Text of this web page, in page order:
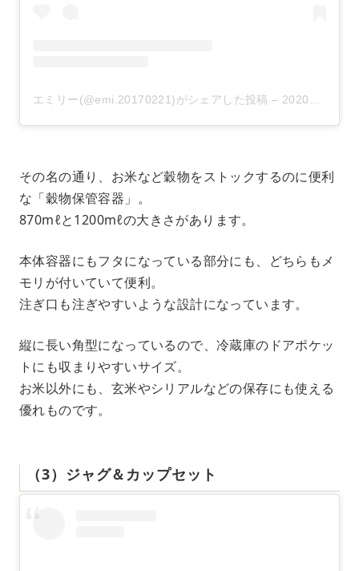
エミリー(@emi.20170221)がシェアした投稿 – 2020年 7月月14日午前4時29分PDT
その名の通り、お米など穀物をストックするのに便利
な「穀物保管容器」。
870mℓと1200mℓの大きさがあります。
本体容器にもフタになっている部分にも、どちらもメ
モリが付いていて便利。
注ぎ口も注ぎやすいような設計になっています。
縦に長い角型になっているので、冷蔵庫のドアポケッ
トにも収まりやすいサイズ。
お米以外にも、玄米やシリアルなどの保存にも使える
優れものです。
（3）ジャグ＆カップセット